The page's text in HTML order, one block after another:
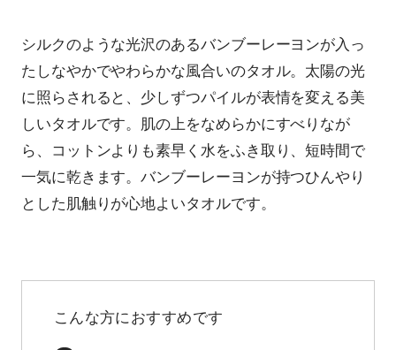
シルクのような光沢のあるバンブーレーヨンが入っ
たしなやかでやわらかな風合いのタオル。太陽の光
に照らされると、少しずつパイルが表情を変える美
しいタオルです。肌の上をなめらかにすべりなが
ら、コットンよりも素早く水をふき取り、短時間で
一気に乾きます。バンブーレーヨンが持つひんやり
とした肌触りが心地よいタオルです。
こんな方におすすめです